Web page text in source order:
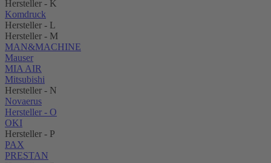
Hersteller - K
Komdruck
Hersteller - L
Hersteller - M
MAN&MACHINE
Mauser
MIA AIR
Mitsubishi
Hersteller - N
Novaerus
Hersteller - O
OKI
Hersteller - P
PAX
PRESTAN